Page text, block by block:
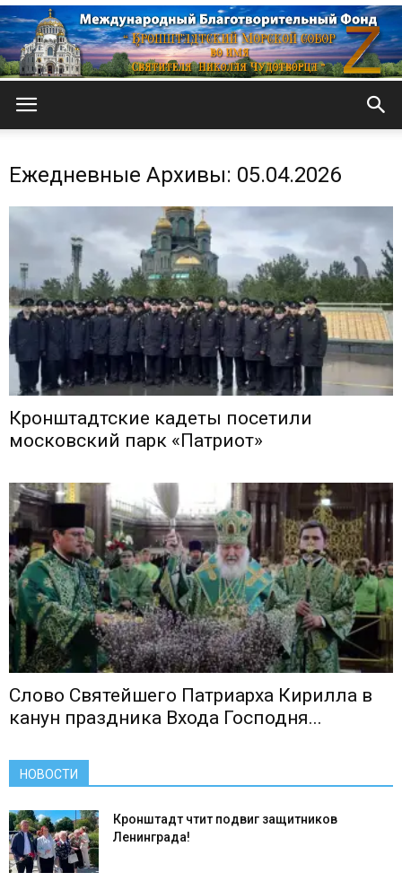
собор
Ежедневные Архивы: 05.04.2026
Кронштадтские кадеты посетили
московский парк «Патриот»
Слово Святейшего Патриарха Кирилла в
канун праздника Входа Господня...
НОВОСТИ
Кронштадт чтит подвиг защитников
Ленинграда!